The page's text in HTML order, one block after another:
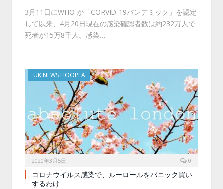
3月11日にWHO が「CORVID-19パンデミック」を認定
して以来、4月20日現在の感染確認者数は約232万人で
死者が15万8千人。感染…
UK NEWS HOOPLA
2020年3月5日 0
コロナウイルス感染で、ルーロールをパニック買い
するわけ